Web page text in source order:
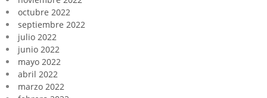
octubre 2022
septiembre 2022
julio 2022
junio 2022
mayo 2022
abril 2022
marzo 2022